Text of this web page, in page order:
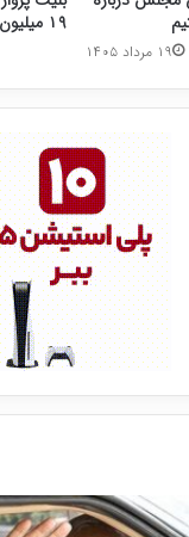
۱۹ میلیون تومان
۱۹ مرداد ۱۴۰۵